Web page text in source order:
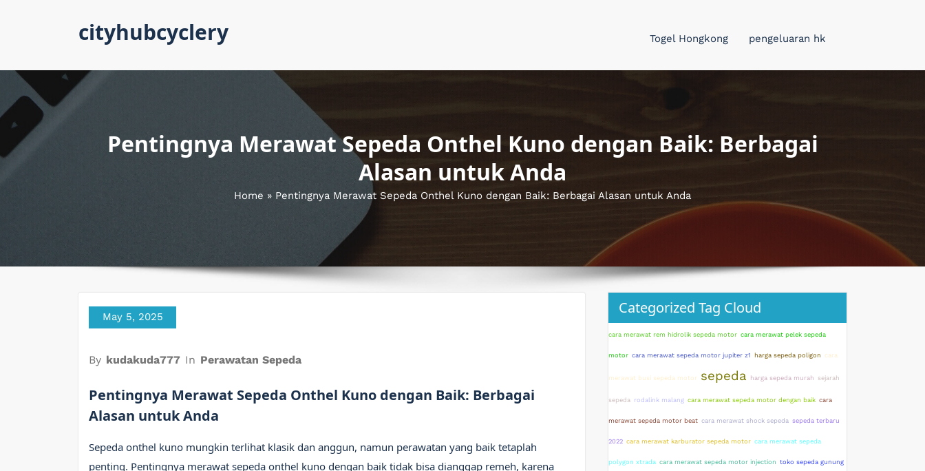
cityhubcyclery Togel Hongkong pengeluaran hk
Pentingnya Merawat Sepeda Onthel Kuno dengan Baik: Berbagai
Alasan untuk Anda
Home » Pentingnya Merawat Sepeda Onthel Kuno dengan Baik: Berbagai Alasan untuk Anda
May 5, 2025
By kudakuda777 In Perawatan Sepeda
Pentingnya Merawat Sepeda Onthel Kuno dengan Baik: Berbagai
Alasan untuk Anda
Sepeda onthel kuno mungkin terlihat klasik dan anggun, namun perawatan yang baik tetaplah
penting. Pentingnya merawat sepeda onthel kuno dengan baik tidak bisa dianggap remeh, karena
Categorized Tag Cloud
cara merawat rem hidrolik sepeda motor cara merawat pelek sepeda
motor cara merawat sepeda motor jupiter z1 harga sepeda poligon cara
merawat busi sepeda motor sepeda harga sepeda murah sejarah
sepeda rodalink malang cara merawat sepeda motor dengan baik cara
merawat sepeda motor beat cara merawat shock sepeda sepeda terbaru
2022 cara merawat karburator sepeda motor cara merawat sepeda
polygon xtrada cara merawat sepeda motor injection toko sepeda gunung